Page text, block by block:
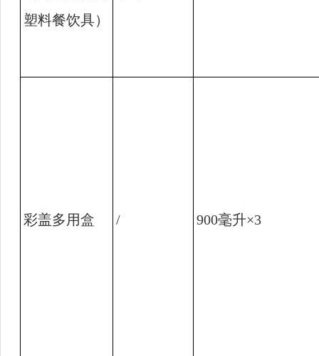
塑料餐饮具）
彩盖多用盒 / 900毫升×3